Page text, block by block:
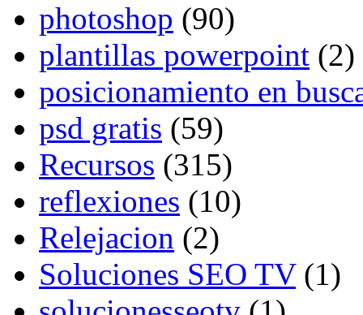
photoshop (90)
plantillas powerpoint (2)
posicionamiento en
psd gratis (59)
Recursos (315)
reflexiones (10)
Relejacion (2)
Soluciones SEO TV(1)